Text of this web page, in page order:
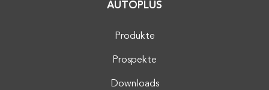
AUTOPLUS
Produkte
Prospekte
Downloads